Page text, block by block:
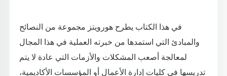
في هذا الكتاب يطرح هورويتز مجموعة من النصائح
والمبادئ التي استمدها من خبرته العملية في هذا المجال
لمعالجة أصعب المشكلات والأزمات التي عادة لا يتم
تدريسها في كليات إدارة الأعمال أو المؤسسات الأكاديمية،